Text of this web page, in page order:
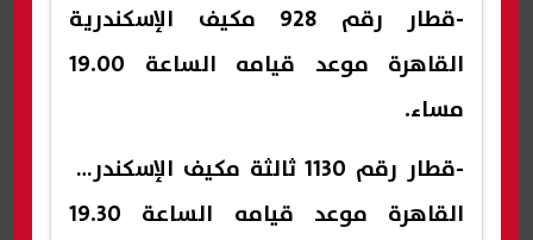
-قطار رقم 928 مكيف الإسكندرية
القاهرة موعد قيامه الساعة 19.00
مساء.
-قطار رقم 1130 ثالثة مكيف الإسكندرية
القاهرة موعد قيامه الساعة 19.30